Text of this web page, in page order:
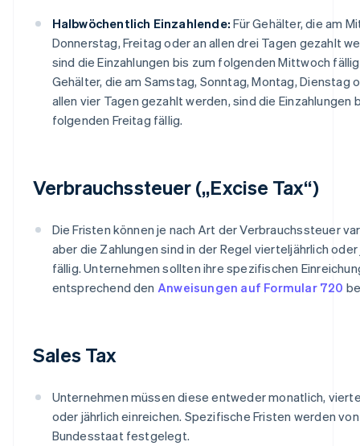
Halbwöchentlich Einzahlende: Für Gehälter, die am
Donnerstag, Freitag oder an allen drei Tagen gezahlt
sind die Einzahlungen bis zum folgenden Mittwoch
Gehälter, die am Samstag, Sonntag, Montag, Dienstag
allen vier Tagen gezahlt werden, sind die Einzahlungen
folgenden Freitag fällig.
Verbrauchssteuer („Excise Tax“)
Die Fristen können je nach Art der Verbrauchssteuer
aber die Zahlungen sind in der Regel vierteljährlich oder
fällig. Unternehmen sollten ihre spezifischen
entsprechend den Anweisungen auf Formular 720
Sales Tax
Unternehmen müssen diese entweder monatlich,
oder jährlich einreichen. Spezifische Fristen werden
Bundesstaat festgelegt.